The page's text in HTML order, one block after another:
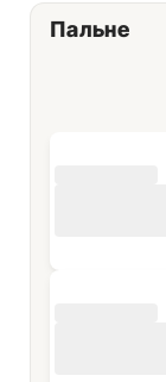
Пальне